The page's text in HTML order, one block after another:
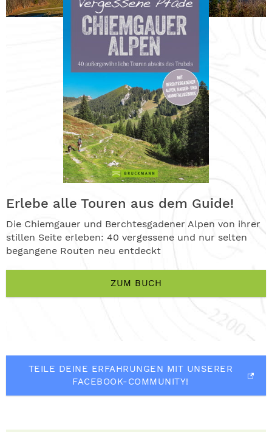
Erlebe alle Touren aus dem Guide!
Die Chiemgauer und Berchtesgadener Alpen von ihrer
stillen Seite erleben: 40 vergessene und nur selten
begangene Routen neu entdeckt
ZUM BUCH
TEILE DEINE ERFAHRUNGEN MIT UNSERER
FACEBOOK-COMMUNITY!